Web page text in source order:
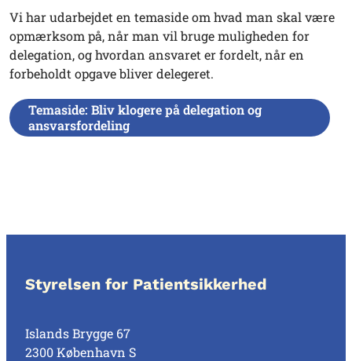
Vi har udarbejdet en temaside om hvad man skal være
opmærksom på, når man vil bruge muligheden for
delegation, og hvordan ansvaret er fordelt, når en
forbeholdt opgave bliver delegeret.
Temaside: Bliv klogere på delegation og
ansvarsfordeling
Styrelsen for Patientsikkerhed
Islands Brygge 67
2300 København S